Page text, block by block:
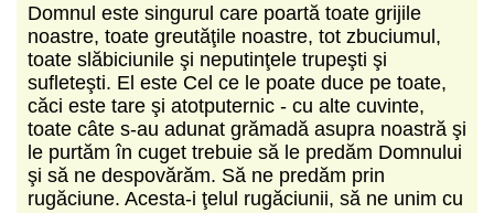
Domnul este singurul care poartă toate grijile
noastre, toate greutăţile noastre, tot zbuciumul,
toate slăbiciunile şi neputinţele trupeşti şi
sufleteşti. El este Cel ce le poate duce pe toate,
căci este tare şi atotputernic - cu alte cuvinte,
toate câte s-au adunat grămadă asupra noastră şi
le purtăm în cuget trebuie să le predăm Domnului
şi să ne despovărăm. Să ne predăm prin
rugăciune. Acesta-i ţelul rugăciunii, să ne unim cu